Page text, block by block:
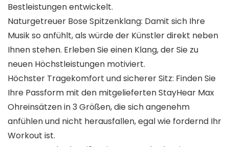
Bestleistungen entwickelt.
Naturgetreuer Bose Spitzenklang: Damit sich Ihre
Musik so anfühlt, als würde der Künstler direkt neben
Ihnen stehen. Erleben Sie einen Klang, der Sie zu
neuen Höchstleistungen motiviert.
Höchster Tragekomfort und sicherer Sitz: Finden Sie
Ihre Passform mit den mitgelieferten StayHear Max
Ohreinsätzen in 3 Größen, die sich angenehm
anfühlen und nicht herausfallen, egal wie fordernd Ihr
Workout ist.